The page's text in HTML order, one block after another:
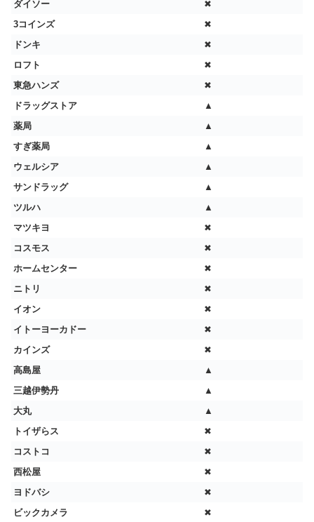
ダイソー
✖
3コインズ
✖
ドンキ
✖
ロフト
✖
東急ハンズ
✖
ドラッグストア
▲
薬局
▲
すぎ薬局
▲
ウェルシア
▲
サンドラッグ
▲
ツルハ
▲
マツキヨ
✖
コスモス
✖
ホームセンター
✖
ニトリ
✖
イオン
✖
イトーヨーカドー
✖
カインズ
✖
高島屋
▲
三越伊勢丹
▲
大丸
▲
トイザらス
✖
コストコ
✖
西松屋
✖
ヨドバシ
✖
ビックカメラ
✖